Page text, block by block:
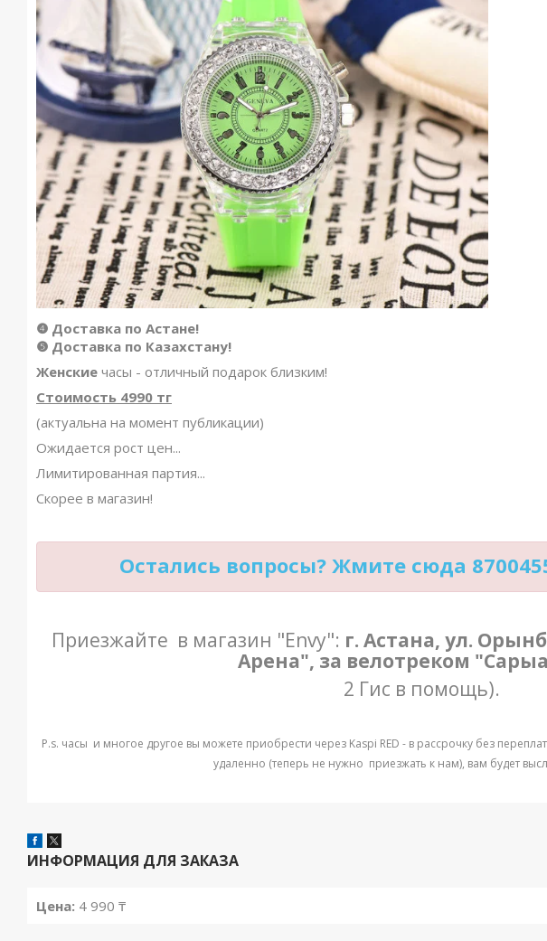
❹ Доставка по Астане!
❺ Доставка по Казахстану!
Женские часы - отличный подарок близким!
Стоимость 4990 тг
(актуальна на момент публикации)
Ожидается рост цен...
Лимитированная партия...
Скорее в магазин!
Остались вопросы? Жмите сюда
Приезжайте в магазин "Envy": г. Астана, ул.
Арена", за велотреком
2 Гис в помощь).
P.s. часы и многое другое вы можете приобрести через Kaspi RED - в рассрочку без
удаленно (теперь не нужно приезжать к нам), вам будет
ИНФОРМАЦИЯ ДЛЯ ЗАКАЗА
Цена: 4 990 ₸